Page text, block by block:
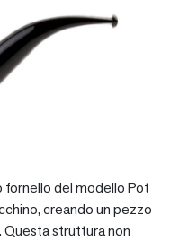
fornello del modello Pot
creando un pezzo
Questa struttura non